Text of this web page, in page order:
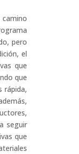
pero
el
que
que
rápida,
seguir
que